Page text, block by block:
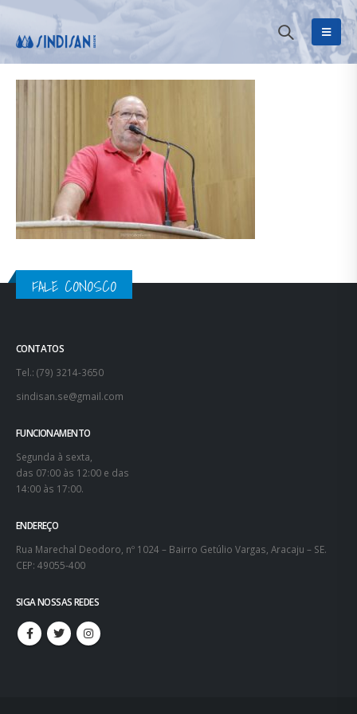
FALE CONOSCO
CONTATOS
Tel.: (79) 3214-3650
sindisan.se@gmail.com
FUNCIONAMENTO
Segunda à sexta,
das 07:00 às 12:00 e das
14:00 às 17:00.
ENDEREÇO
Rua Marechal Deodoro, nº 1024 – Bairro Getúlio Vargas, Aracaju – SE.
CEP: 49055-400
SIGA NOSSAS REDES